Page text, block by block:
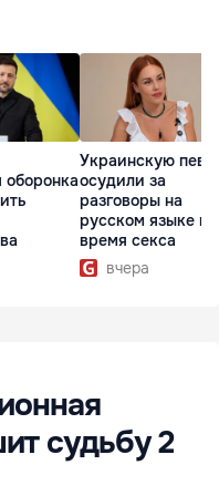
оборонка
Украинскую
осудили за
разговоры на
русском языке во
время секса
вчера
судьбу 2